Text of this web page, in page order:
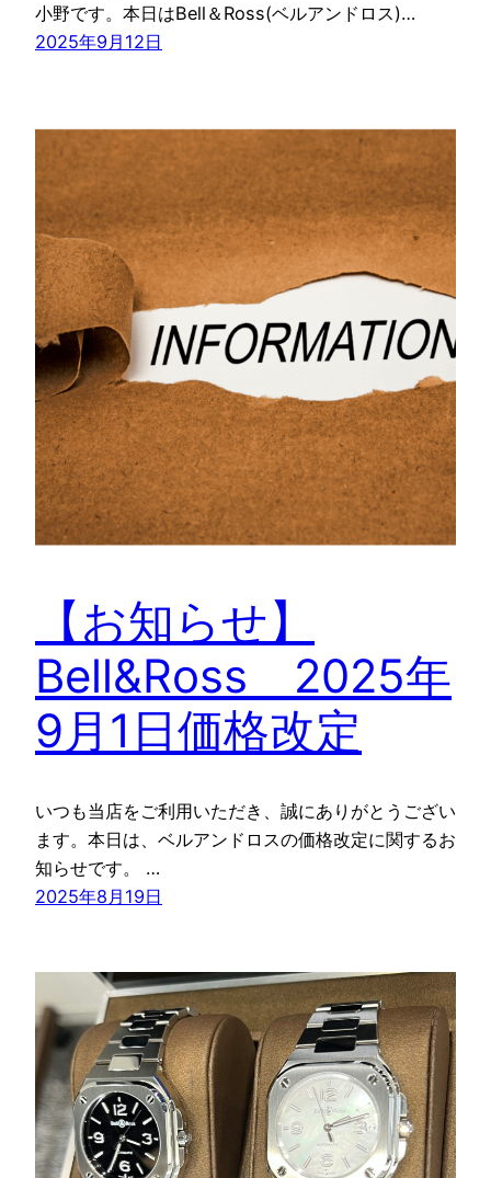
小野です。本日はBell＆Ross(ベルアンドロス)…
2025年9月12日
【お知らせ】
Bell&Ross 2025年
9月1日価格改定
いつも当店をご利用いただき、誠にありがとうござい
ます。本日は、ベルアンドロスの価格改定に関するお
知らせです。 …
2025年8月19日